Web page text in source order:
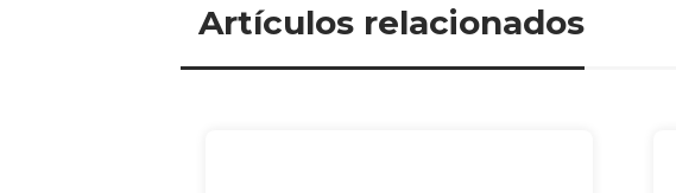
Artículos relacionados